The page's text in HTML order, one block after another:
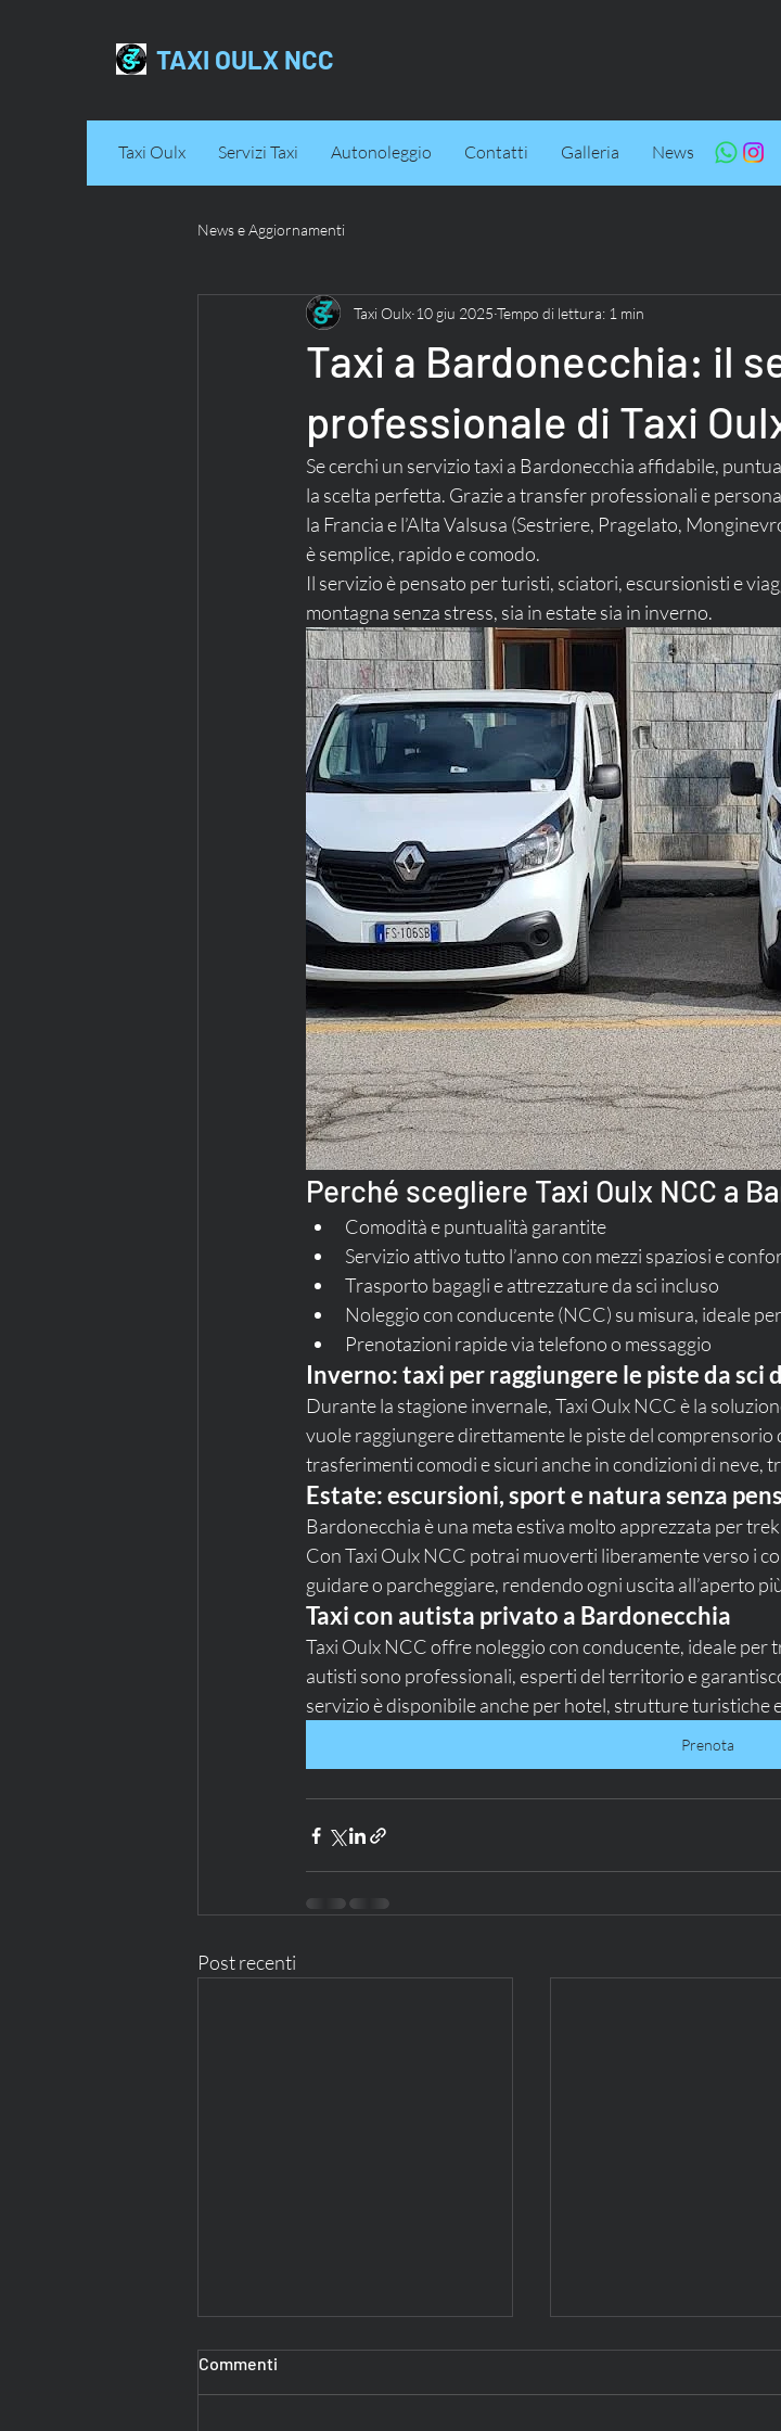
TAXI OULX NCC
Taxi Oulx Servizi Taxi Autonoleggio Contatti Galleria News
News e Aggiornamenti
Taxi a Bardonecchia: il
professionale di Taxi
Taxi Oulx 10 giu 2025 Tempo di lettura: 1 min
Se cerchi un servizio taxi a Bardonecchia affidabile,
la scelta perfetta. Grazie a transfer professionali e
la Francia e l’Alta Valsusa (Sestriere, Pragelato,
è semplice, rapido e comodo.
Il servizio è pensato per turisti, sciatori, escursionisti e
montagna senza stress, sia in estate sia in inverno.
Perché scegliere Taxi Oulx NCC a
Comodità e puntualità garantite
Servizio attivo tutto l’anno con mezzi spaziosi e
Trasporto bagagli e attrezzature da sci incluso
Noleggio con conducente (NCC) su misura, ideale
Prenotazioni rapide via telefono o messaggio
Inverno: taxi per raggiungere le piste da sci
Durante la stagione invernale, Taxi Oulx NCC è la
vuole raggiungere direttamente le piste del comprensorio
trasferimenti comodi e sicuri anche in condizioni di neve,
Estate: escursioni, sport e natura senza
Bardonecchia è una meta estiva molto apprezzata per
Con Taxi Oulx NCC potrai muoverti liberamente verso i
guidare o parcheggiare, rendendo ogni uscita all’aperto
Taxi con autista privato a Bardonecchia
Taxi Oulx NCC offre noleggio con conducente, ideale
autisti sono professionali, esperti del territorio e
servizio è disponibile anche per hotel, strutture turistiche
Prenota
Post recenti
Commenti